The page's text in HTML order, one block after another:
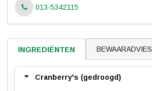
013-5342115
INGREDIËNTEN BEWAARADVIES
Cranberry's (gedroogd)